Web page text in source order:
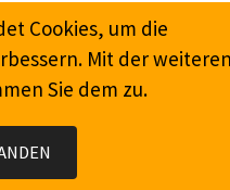
Feinkost, Präsente
Cookies, um die
Mit der
Sie dem zu.